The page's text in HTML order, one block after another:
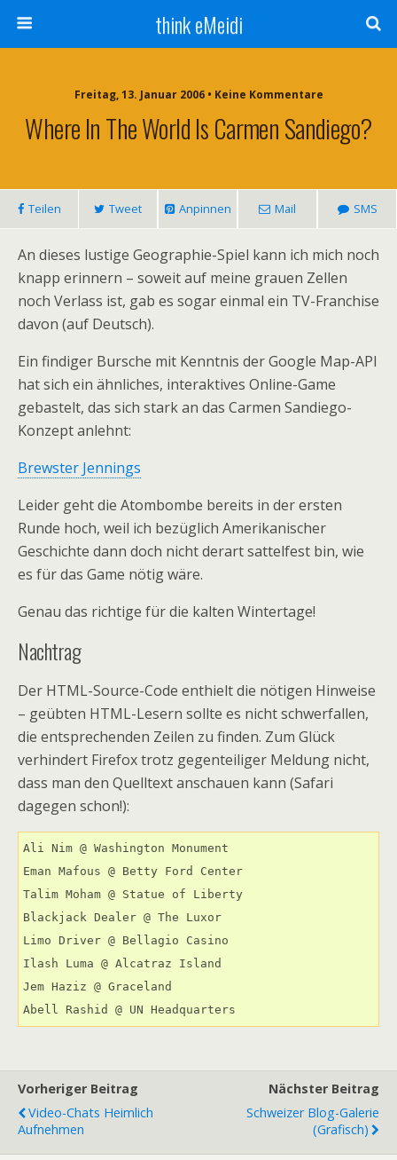
think eMeidi
Freitag, 13. Januar 2006 • Keine Kommentare
Where In The World Is Carmen Sandiego?
Teilen Tweet Anpinnen Mail SMS
An dieses lustige Geographie-Spiel kann ich mich noch
knapp erinnern – soweit auf meine grauen Zellen
noch Verlass ist, gab es sogar einmal ein TV-Franchise
davon (auf Deutsch).
Ein findiger Bursche mit Kenntnis der Google Map-API
hat sich ein ähnliches, interaktives Online-Game
gebastelt, das sich stark an das Carmen Sandiego-
Konzept anlehnt:
Brewster Jennings
Leider geht die Atombombe bereits in der ersten
Runde hoch, weil ich bezüglich Amerikanischer
Geschichte dann doch nicht derart sattelfest bin, wie
es für das Game nötig wäre.
Genau das richtige für die kalten Wintertage!
Nachtrag
Der HTML-Source-Code enthielt die nötigen Hinweise
– geübten HTML-Lesern sollte es nicht schwerfallen,
die entsprechenden Zeilen zu finden. Zum Glück
verhindert Firefox trotz gegenteiliger Meldung nicht,
dass man den Quelltext anschauen kann (Safari
dagegen schon!):
Ali Nim @ Washington Monument
Eman Mafous @ Betty Ford Center
Talim Moham @ Statue of Liberty
Blackjack Dealer @ The Luxor
Limo Driver @ Bellagio Casino
Ilash Luma @ Alcatraz Island
Jem Haziz @ Graceland
Vorheriger Beitrag
Video-Chats Heimlich
Aufnehmen
Nächster Beitrag
Schweizer Blog-Galerie
(grafisch)